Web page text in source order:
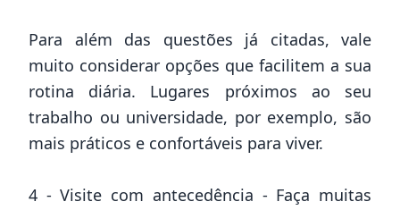
Para além das questões já citadas, vale
muito considerar opções que facilitem a sua
rotina diária. Lugares próximos ao seu
trabalho ou universidade, por exemplo, são
mais práticos e confortáveis para viver.
4 - Visite com antecedência - Faça muitas